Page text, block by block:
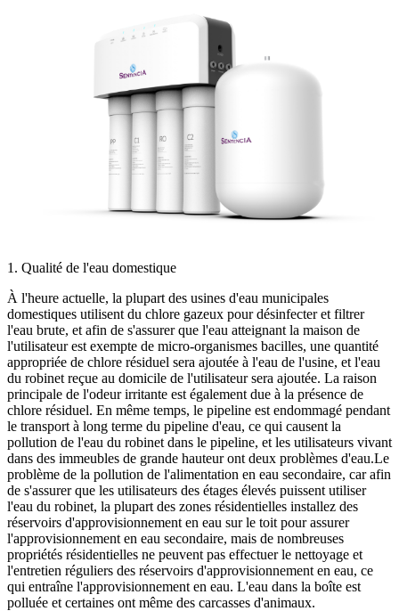
1. Qualité de l'eau domestique
À l'heure actuelle, la plupart des usines d'eau municipales
domestiques utilisent du chlore gazeux pour désinfecter et filtrer
l'eau brute, et afin de s'assurer que l'eau atteignant la maison de
l'utilisateur est exempte de micro-organismes bacilles, une quantité
appropriée de chlore résiduel sera ajoutée à l'eau de l'usine, et l'eau
du robinet reçue au domicile de l'utilisateur sera ajoutée. La raison
principale de l'odeur irritante est également due à la présence de
chlore résiduel. En même temps, le pipeline est endommagé pendant
le transport à long terme du pipeline d'eau, ce qui causent la
pollution de l'eau du robinet dans le pipeline, et les utilisateurs vivant
dans des immeubles de grande hauteur ont deux problèmes d'eau.Le
problème de la pollution de l'alimentation en eau secondaire, car afin
de s'assurer que les utilisateurs des étages élevés puissent utiliser
l'eau du robinet, la plupart des zones résidentielles installez des
réservoirs d'approvisionnement en eau sur le toit pour assurer
l'approvisionnement en eau secondaire, mais de nombreuses
propriétés résidentielles ne peuvent pas effectuer le nettoyage et
l'entretien réguliers des réservoirs d'approvisionnement en eau, ce
qui entraîne l'approvisionnement en eau. L'eau dans la boîte est
polluée et certaines ont même des carcasses d'animaux.